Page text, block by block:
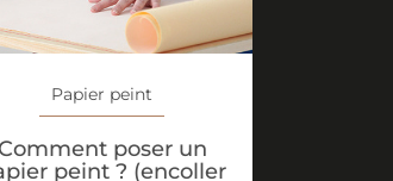
Papier peint
Comment poser un
peint ? (encoller